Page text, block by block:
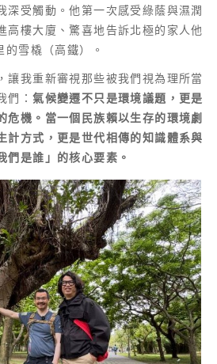
深受觸動。他第一次感受綠蔭與濕潤
高樓大廈、驚喜地告訴北極的家人他
雪橇（高鐵）。
讓我重新審視那些被我們視為理所當
們：氣候變遷不只是環境議題，更是
危機。當一個民族賴以生存的環境劇
計方式，更是世代相傳的知識體系與
是誰」的核心要素。